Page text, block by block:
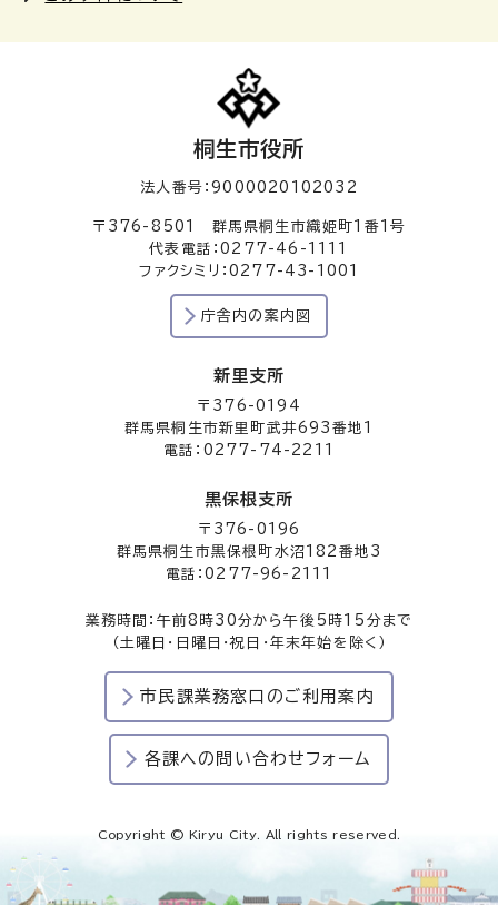
桐生市役所
法人番号：9000020102032
〒376-8501 群馬県桐生市織姫町1番1号
代表電話：0277-46-1111
ファクシミリ：0277-43-1001
庁舎内の案内図
新里支所
〒376-0194
群馬県桐生市新里町武井693番地1
電話：0277-74-2211
黒保根支所
〒376-0196
群馬県桐生市黒保根町水沼182番地3
電話：0277-96-2111
業務時間：午前8時30分から午後5時15分まで
（土曜日・日曜日・祝日・年末年始を除く）
市民課業務窓口のご利用案内
各課への問い合わせフォーム
Copyright © Kiryu City. All rights reserved.